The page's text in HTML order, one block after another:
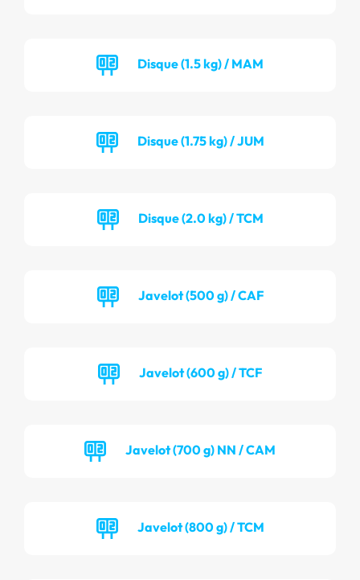
Disque (1.5 kg) / MAM
Disque (1.75 kg) / JUM
Disque (2.0 kg) / TCM
Javelot (500 g) / CAF
Javelot (600 g) / TCF
Javelot (700 g) NN / CAM
Javelot (800 g) / TCM